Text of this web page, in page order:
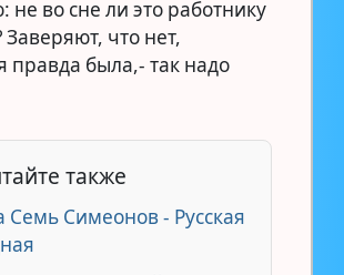
не во сне ли это работнику
Заверяют, что нет,
правда была,- так надо
также
Семь Симеонов - Русская